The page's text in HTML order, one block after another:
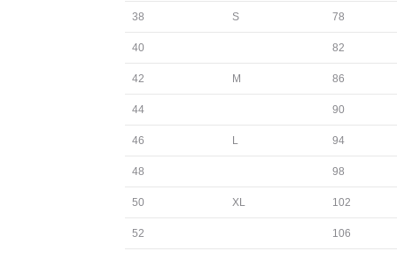
38 S 78
40 82
42 M 86
44 90
46 L 94
48 98
50 XL 102
52 106